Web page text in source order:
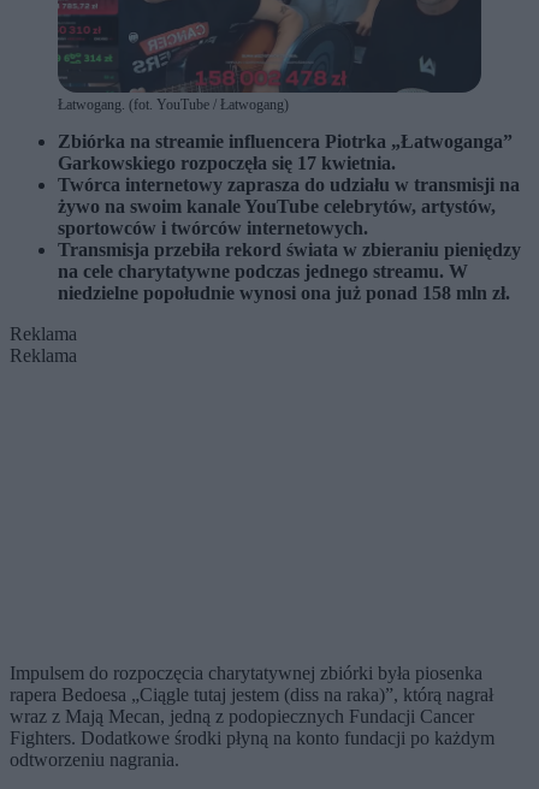
Łatwogang. (fot. YouTube / Łatwogang)
Zbiórka na streamie influencera Piotrka „Łatwoganga”
Garkowskiego rozpoczęła się 17 kwietnia.
Twórca internetowy zaprasza do udziału w transmisji na
żywo na swoim kanale YouTube celebrytów, artystów,
sportowców i twórców internetowych.
Transmisja przebiła rekord świata w zbieraniu pieniędzy
na cele charytatywne podczas jednego streamu. W
niedzielne popołudnie wynosi ona już ponad 158 mln zł.
Reklama
Reklama
Impulsem do rozpoczęcia charytatywnej zbiórki była piosenka
rapera Bedoesa „Ciągle tutaj jestem (diss na raka)”, którą nagrał
wraz z Mają Mecan, jedną z podopiecznych Fundacji Cancer
Fighters. Dodatkowe środki płyną na konto fundacji po każdym
odtworzeniu nagrania.